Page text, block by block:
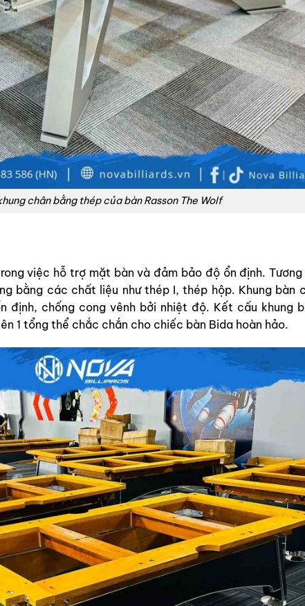
chân bằng thép của bàn Rasson The Wolf
việc hỗ trợ mặt bàn và đảm bảo độ ổn định. Tương
bằng các chất liệu như thép I, thép hộp. Khung bàn
định, chống cong vênh bởi nhiệt độ. Kết cấu khung
1 tổng thể chắc chắn cho chiếc bàn Bida hoàn hảo.